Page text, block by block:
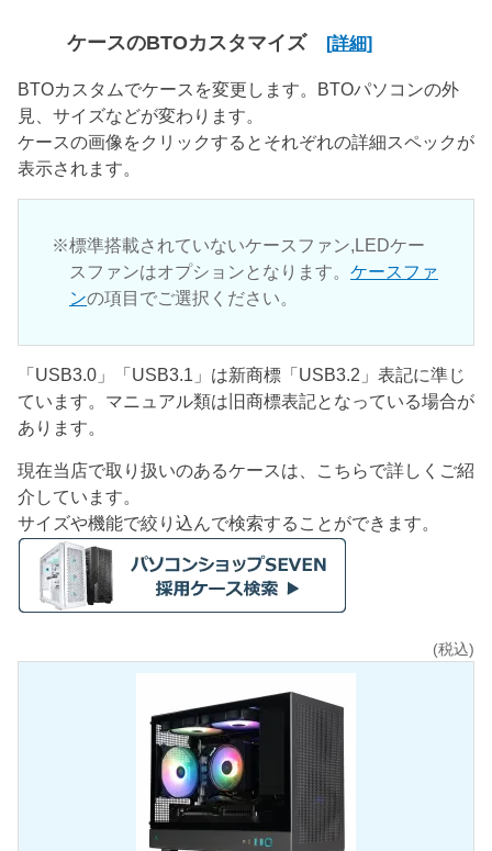
ケースのBTOカスタマイズ [詳細]
BTOカスタムでケースを変更します。BTOパソコンの外
見、サイズなどが変わります。
ケースの画像をクリックするとそれぞれの詳細スペックが
表示されます。
標準搭載されていないケースファン,LEDケー
スファンはオプションとなります。 ケースファ
ンの項目でご選択ください。
「USB3.0」「USB3.1」は新商標「USB3.2」表記に準じ
ています。マニュアル類は旧商標表記となっている場合が
あります。
現在当店で取り扱いのあるケースは、こちらで詳しくご紹
介しています。
サイズや機能で絞り込んで検索することができます。
(税込)